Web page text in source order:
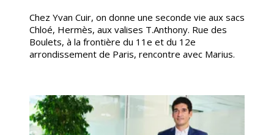
Chez Yvan Cuir, on donne une seconde vie aux sacs
Chloé, Hermès, aux valises T.Anthony. Rue des
Boulets, à la frontière du 11e et du 12e
arrondissement de Paris, rencontre avec Marius.